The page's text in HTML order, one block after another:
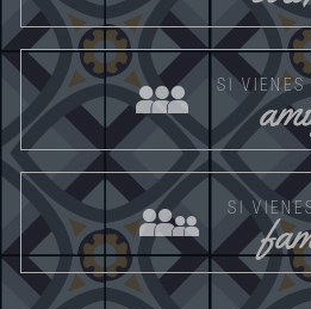
SI
SI